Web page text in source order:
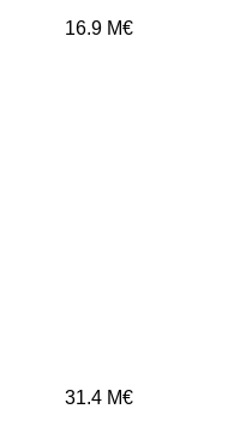
16.9 M€
31.4 M€